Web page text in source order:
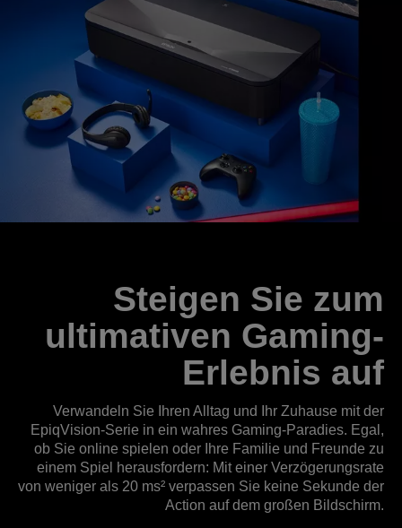
Steigen Sie zum
ultimativen Gaming-
Erlebnis auf
Verwandeln Sie Ihren Alltag und Ihr Zuhause mit der
EpiqVision-Serie in ein wahres Gaming-Paradies. Egal,
ob Sie online spielen oder Ihre Familie und Freunde zu
einem Spiel herausfordern: Mit einer Verzögerungsrate
von weniger als 20 ms² verpassen Sie keine Sekunde der
Action auf dem großen Bildschirm.